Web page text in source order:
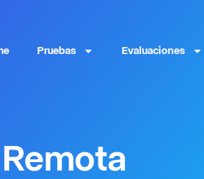
Pruebas Evaluaciones